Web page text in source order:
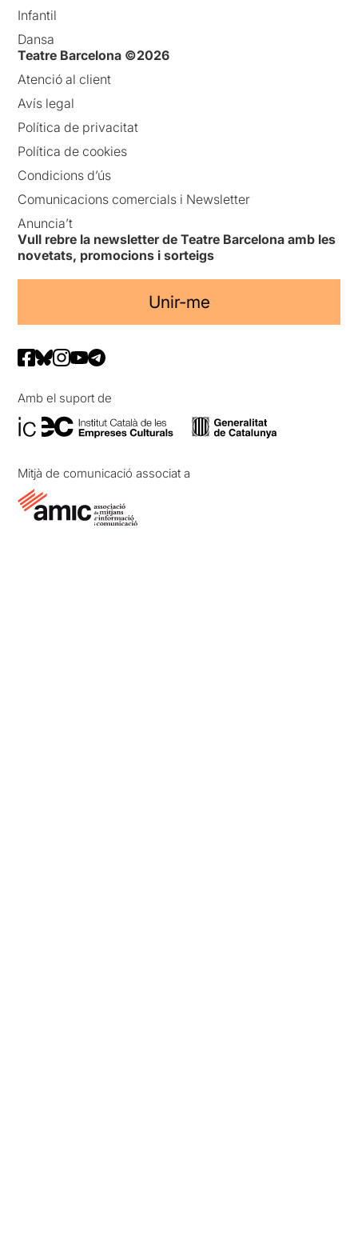
Infantil
Dansa
Teatre Barcelona ©2026
Atenció al client
Avís legal
Política de privacitat
Política de cookies
Condicions d’ús
Comunicacions comercials i Newsletter
Anuncia’t
Vull rebre la newsletter de Teatre Barcelona amb les
novetats, promocions i sorteigs
Unir-me
Amb el suport de
Mitjà de comunicació associat a